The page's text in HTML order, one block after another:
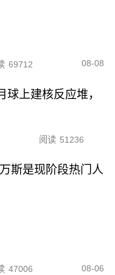
69712 08-08
球上建核反应堆，
阅读 51236
斯是现阶段热门人
47006 08-06